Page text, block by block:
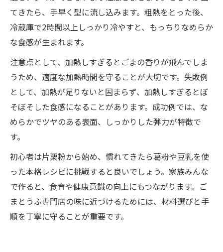
てきたら、手早く型に流し込みます。粗熱をとった後、
冷蔵庫で2時間以上しっかり冷やすと、もっちりなめらか
な食感が生まれます。
注意点として、加熱しすぎるとごまの香りが飛んでしま
うため、適度な加熱時間を守ることが大切です。失敗例
として、加熱が足りないと固まらず、加熱しすぎるとぼ
そぼそした食感になることがあります。成功例では、な
めらかでツヤのある表面、しっかりした弾力が特徴で
す。
初心者は片栗粉から始め、慣れてきたら葛粉や豆乳を使
った本格レシピに挑戦すると良いでしょう。家族みんな
で作ると、食育や健康意識の向上にもつながります。ご
まとうふ専門店の味に近づけるためには、材料選びと手
順を丁寧に守ることが重要です。